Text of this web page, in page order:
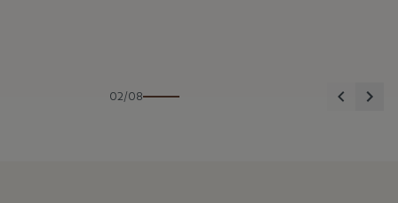
02/08 Anterior